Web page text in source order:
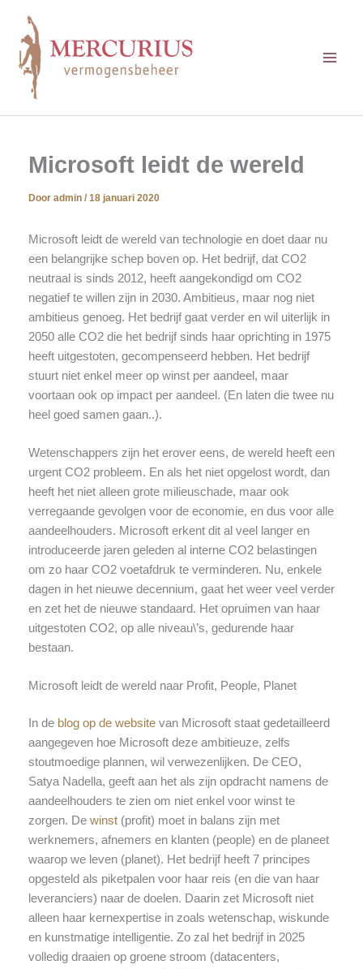
inhoud
Microsoft leidt de wereld
Door admin / 18 januari 2020
Microsoft leidt de wereld van technologie en doet daar nu
een belangrijke schep boven op. Het bedrijf, dat CO2
neutraal is sinds 2012, heeft aangekondigd om CO2
negatief te willen zijn in 2030. Ambitieus, maar nog niet
ambitieus genoeg. Het bedrijf gaat verder en wil uiterlijk in
2050 alle CO2 die het bedrijf sinds haar oprichting in 1975
heeft uitgestoten, gecompenseerd hebben. Het bedrijf
stuurt niet enkel meer op winst per aandeel, maar
voortaan ook op impact per aandeel. (En laten die twee nu
heel goed samen gaan..).
Wetenschappers zijn het erover eens, de wereld heeft een
urgent CO2 probleem. En als het niet opgelost wordt, dan
heeft het niet alleen grote milieuschade, maar ook
verregaande gevolgen voor de economie, en dus voor alle
aandeelhouders. Microsoft erkent dit al veel langer en
introduceerde jaren geleden al interne CO2 belastingen
om zo haar CO2 voetafdruk te verminderen. Nu, enkele
dagen in het nieuwe decennium, gaat het weer veel verder
en zet het de nieuwe standaard. Het opruimen van haar
uitgestoten CO2, op alle niveau\’s, gedurende haar
bestaan.
Microsoft leidt de wereld naar Profit, People, Planet
In de blog op de websitevan Microsoft staat gedetailleerd
aangegeven hoe Microsoft deze ambitieuze, zelfs
stoutmoedige plannen, wil verwezenlijken. De CEO,
Satya Nadella, geeft aan het als zijn opdracht namens de
aandeelhouders te zien om niet enkel voor winst te
zorgen. De winst(profit) moet in balans zijn met
werknemers, afnemers en klanten (people) en de planeet
waarop we leven (planet). Het bedrijf heeft 7 principes
opgesteld als piketpalen voor haar reis (en die van haar
leveranciers) naar de doelen. Daarin zet Microsoft niet
alleen haar kernexpertise in zoals wetenschap, wiskunde
en kunstmatige intelligentie. Zo zal het bedrijf in 2025
volledig draaien op groene stroom (datacenters,